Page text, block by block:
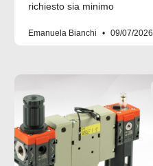
richiesto sia minimo
Emanuela Bianchi 09/07/2026